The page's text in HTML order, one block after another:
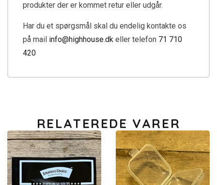
produkter der er kommet retur eller udgår.
Har du et spørgsmål skal du endelig kontakte os
på mail info@highhouse.dk eller telefon 71 710
420
RELATEREDE VARER